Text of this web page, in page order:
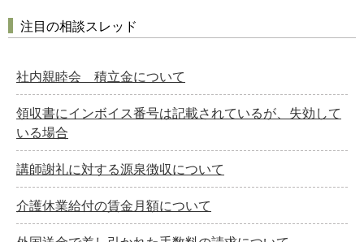
注目の相談スレッド
社内親睦会 積立金について
領収書にインボイス番号は記載されているが、失効して
いる場合
講師謝礼に対する源泉徴収について
介護休業給付の賃金月額について